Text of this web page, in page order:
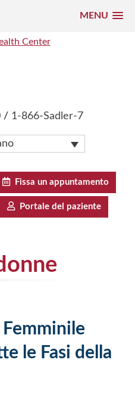
MENU
/ 1-866-Sadler-7
Fissa un appuntamento
Portale del paziente
le Fasi della